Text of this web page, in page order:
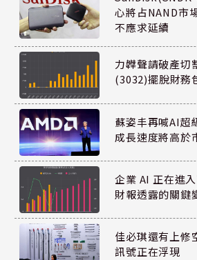
心將占NAND市
不應求延續
力韡聲請破產切
(3032)擺脫財務
蘇姿丰再喊AI超
成長速度將高於
企業 AI 正在進
財報透露的關鍵
佳必琪還有上修
訊號正在浮現